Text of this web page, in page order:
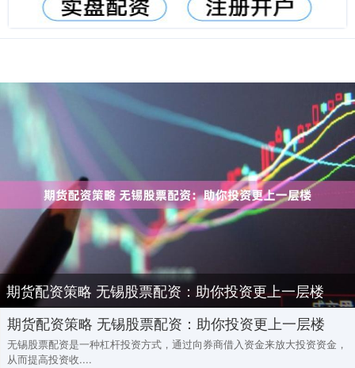
期货配资策略 无锡股票配资：助你投资更上一层楼
期货配资策略 无锡股票配资：助你投资更上一层楼
无锡股票配资是一种杠杆投资方式，通过向券商借入资金来放大投资资金，
从而提高投资收....